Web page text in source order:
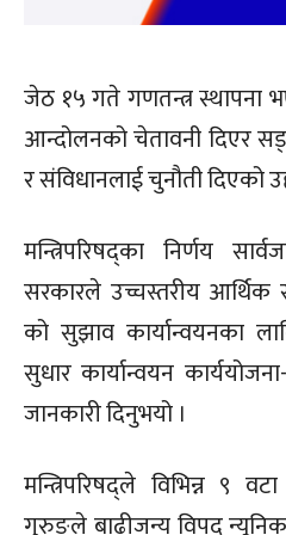
जेठ १५ गते गणतन्त्र स्थापना
आन्दोलनको चेतावनी दिएर
र संविधानलाई चुनौती दिएको
मन्त्रिपरिषद्का निर्णय
सरकारले उच्चस्तरीय
को सुझाव कार्यान्वयनका
सुधार कार्यान्वयन
जानकारी दिनुभयो ।
मन्त्रिपरिषद्ले विभिन्न ९
गुरुङले बाढीजन्य विपद्